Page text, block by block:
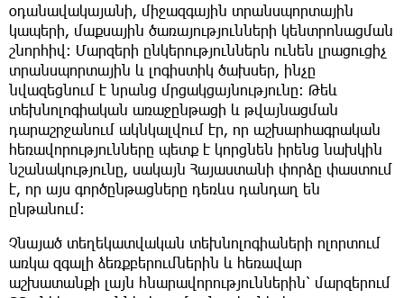
օդանավակայանի, միջազգային տրանսպորտային
կապերի, մաքսային ծառայությունների կենտրոնացման
շնորհիվ։ Մարզերի ընկերություններն ունեն լրացուցիչ
տրանսպորտային և լոգիստիկ ծախսեր, ինչը
նվազեցնում է նրանց մրցակցայնությունը։ Թեև
տեխնոլոգիական առաջընթացի և թվայնացման
դարաշրջանում ակնկալվում էր, որ աշխարհագրական
հեռավորությունները պետք է կորցնեն իրենց նախկին
նշանակությունը, սակայն Հայաստանի փորձը փաստում
է, որ այս գործընթացները դեռևս դանդաղ են
ընթանում։
Չնայած տեղեկատվական տեխնոլոգիաների ոլորտում
առկա զգալի ձեռքբերումներին և հեռավար
աշխատանքի լայն հնարավորություններին՝ մարզերում